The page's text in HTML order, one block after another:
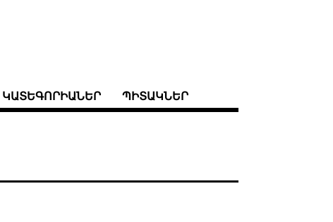
ԿԱՏԵԳՈՐԻԱՆԵՐ ՊԻՏԱԿՆԵՐ